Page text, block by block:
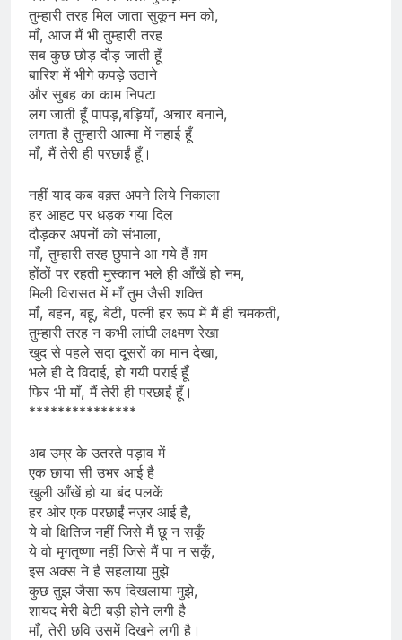
तुम्हारी तरह मिल जाता सुकून मन को,
माँ, आज मैं भी तुम्हारी तरह
सब कुछ छोड़ दौड़ जाती हूँ
बारिश में भीगे कपड़े उठाने
और सुबह का काम निपटा
लग जाती हूँ पापड़,बड़ियाँ, अचार बनाने,
लगता है तुम्हारी आत्मा में नहाई हूँ
माँ, मैं तेरी ही परछाईं हूँ।
नहीं याद कब वक़्त अपने लिये निकाला
हर आहट पर धड़क गया दिल
दौड़कर अपनों को संभाला,
माँ, तुम्हारी तरह छुपाने आ गये हैं ग़म
होंठों पर रहती मुस्कान भले ही आँखें हो नम,
मिली विरासत में माँ तुम जैसी शक्ति
माँ, बहन, बहू, बेटी, पत्नी हर रूप में मैं ही चमकती,
तुम्हारी तरह न कभी लांघी लक्ष्मण रेखा
खुद से पहले सदा दूसरों का मान देखा,
भले ही दे विदाई, हो गयी पराई हूँ
फिर भी माँ, मैं तेरी ही परछाईं हूँ।
***************
अब उम्र के उतरते पड़ाव में
एक छाया सी उभर आई है
खुली आँखें हो या बंद पलकें
हर ओर एक परछाईं नज़र आई है,
ये वो क्षितिज नहीं जिसे मैं छू न सकूँ
ये वो मृगतृष्णा नहीं जिसे मैं पा न सकूँ,
इस अक्स ने है सहलाया मुझे
कुछ तुझ जैसा रूप दिखलाया मुझे,
शायद मेरी बेटी बड़ी होने लगी है
माँ, तेरी छवि उसमें दिखने लगी है।